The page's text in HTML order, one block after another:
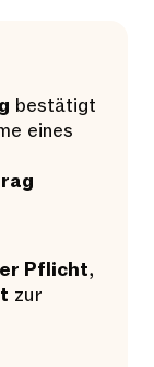
bestätigt
eines
Pflicht,
zur